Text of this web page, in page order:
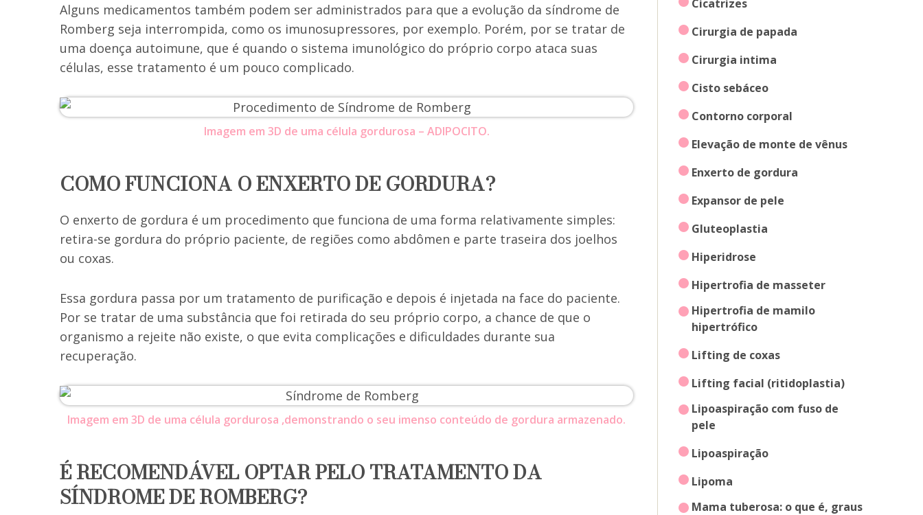
Alguns medicamentos também podem ser administrados para que a evolução da síndrome de
Romberg seja interrompida, como os imunosupressores, por exemplo. Porém, por se tratar de
uma doença autoimune, que é quando o sistema imunológico do próprio corpo ataca suas
células, esse tratamento é um pouco complicado.
Imagem em 3D de uma célula gordurosa – ADIPOCITO.
COMO FUNCIONA O ENXERTO DE GORDURA?
O enxerto de gordura é um procedimento que funciona de uma forma relativamente simples:
retira-se gordura do próprio paciente, de regiões como abdômen e parte traseira dos joelhos
ou coxas.
Essa gordura passa por um tratamento de purificação e depois é injetada na face do paciente.
Por se tratar de uma substância que foi retirada do seu próprio corpo, a chance de que o
organismo a rejeite não existe, o que evita complicações e dificuldades durante sua
recuperação.
Imagem em 3D de uma célula gordurosa ,demonstrando o seu imenso conteúdo de gordura armazenado.
É RECOMENDÁVEL OPTAR PELO TRATAMENTO DA
SÍNDROME DE ROMBERG?
cicatrizes
cirurgia de papada
cirurgia intima
cisto sebáceo
contorno corporal
elevação de monte de vênus
enxerto de gordura
expansor de pele
gluteoplastia
hiperidrose
hipertrofia de masseter
hipertrofia de mamilo
hipertrófico
lifting de coxas
lifting facial (ritidoplastia)
lipoaspiração com fuso de
pele
lipoaspiração
lipoma
mama tuberosa: o que é, graus